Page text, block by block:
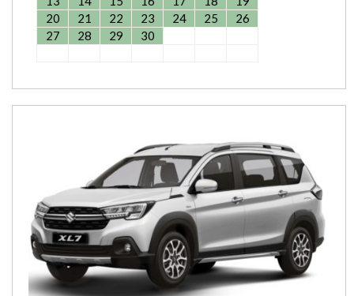
20
21 22 23 24 25
26
27
28 29 30